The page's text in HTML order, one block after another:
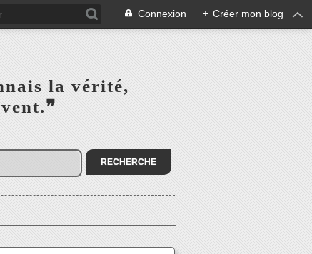
Connexion + Créer mon blog
la vérité,‎